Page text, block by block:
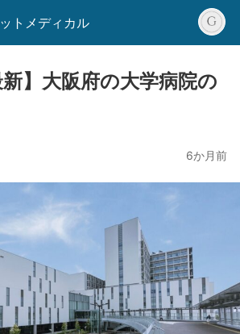
トメディカル
】大阪府の大学病院の
6か月前